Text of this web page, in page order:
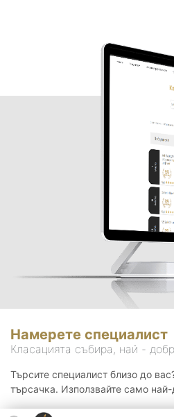
Намерете специалист
Класацията събира, най -
Търсите специалист близо до
търсачка. Използвайте само най-